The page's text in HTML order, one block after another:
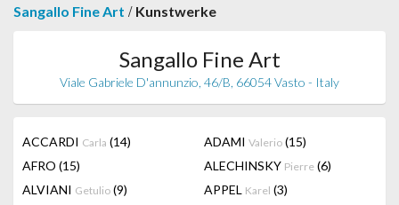
Sangallo Fine Art / Kunstwerke
Sangallo Fine Art
Viale Gabriele D'annunzio, 46/B, 66054 Vasto - Italy
ACCARDI Carla (14) ADAMI Valerio (15)
AFRO (15) ALECHINSKY Pierre (6)
ALVIANI Getulio (9) APPEL Karel (3)